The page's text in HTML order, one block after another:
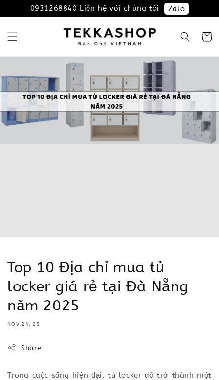
0931268840 Liên hệ với chúng tôi Zalo
Top 10 Địa chỉ mua tủ
locker giá rẻ tại Đà Nẵng
năm 2025
NOV 24, 25
Share
Trong cuộc sống hiện đại, tủ locker đã trở thành một